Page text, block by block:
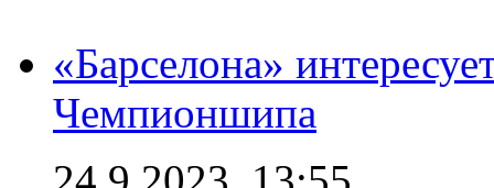
«Барселона»
Чемпионшипа